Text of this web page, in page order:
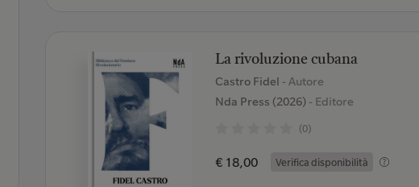
La rivoluzione cubana
Castro Fidel - Autore
Nda Press (2026)- Editore
(0)
€ 18,00 Verifica disponibilità